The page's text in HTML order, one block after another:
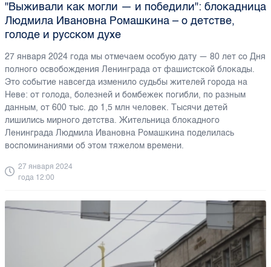
"Выживали как могли — и победили": блокадница
Людмила Ивановна Ромашкина – о детстве,
голоде и русском духе
27 января 2024 года мы отмечаем особую дату — 80 лет со Дня
полного освобождения Ленинграда от фашистской блокады.
Это событие навсегда изменило судьбы жителей города на
Неве: от голода, болезней и бомбежек погибли, по разным
данным, от 600 тыс. до 1,5 млн человек. Тысячи детей
лишились мирного детства. Жительница блокадного
Ленинграда Людмила Ивановна Ромашкина поделилась
воспоминаниями об этом тяжелом времени.
27 января 2024
года 12:00